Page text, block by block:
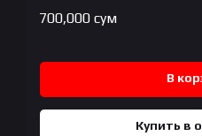
700,000 сум
В
Купить в